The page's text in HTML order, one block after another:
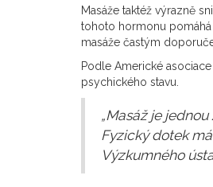
Masáže taktéž výrazně
tohoto hormonu
masáže častým
Podle Americké
psychického stavu.
„Masáž je
Fyzický dotek
Výzkumného